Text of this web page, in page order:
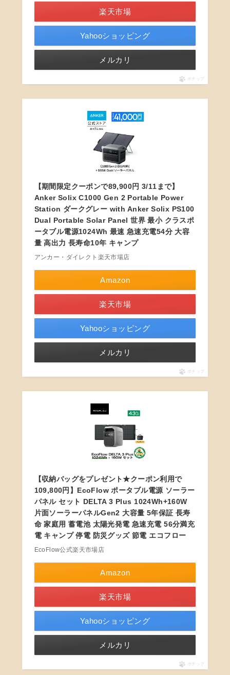
楽天市場
Yahooショッピング
メルカリ
ポチップ
【期間限定クーポンで89,900円 3/11まで】
Anker Solix C1000 Gen 2 Portable Power
Station ダークグレー with Anker Solix PS100
Dual Portable Solar Panel 世界 最小 クラスポ
ータブル電源1024Wh 最速 急速充電54分 大容
量 高出力 長寿命10年 キャンプ
アンカー・ダイレクト楽天市場店
Amazon
楽天市場
Yahooショッピング
メルカリ
ポチップ
【収納バッグをプレゼント★クーポン利用で
109,800円】EcoFlow ポータブル電源 ソーラー
パネル セット DELTA 3 Plus 1024Wh+160W
片面ソーラーパネルGen2 大容量 5年保証 長寿
命 家庭用 蓄電池 太陽光発電 急速充電 56分満充
電 キャンプ 停電 防災グッズ 節電 エコフロー
EcoFlow公式楽天市場店
Amazon
楽天市場
Yahooショッピング
メルカリ
ポチップ